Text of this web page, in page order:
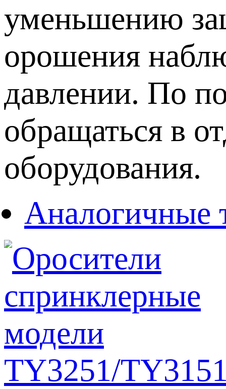
уменьшению
орошения
давлении. По
обращаться в
оборудования.
Аналогичные